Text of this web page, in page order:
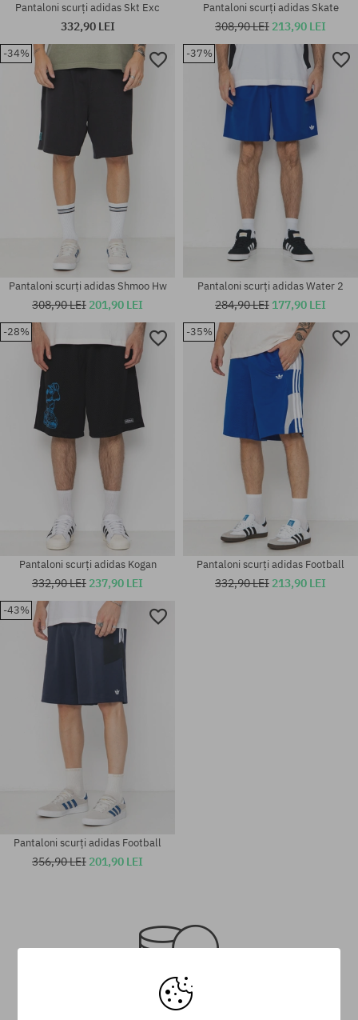
Mărimi existente:
30; 32; 34
Mărimi existente:
Mărimi existente:
Pantaloni scurți adidas Skt Exc
332,90 LEI
Mărimi existente:
Pantaloni scurți adidas Skate
308,90 LEI 213,90 LEI
-34%
Mărimi existente:
Pantaloni scurți adidas Shmoo Hw
308,90 LEI 201,90 LEI
-37%
Pantaloni scurți adidas Water 2
284,90 LEI 177,90 LEI
-28%
Pantaloni scurți adidas Kogan
332,90 LEI 237,90 LEI
-35%
M; L; XL
Pantaloni scurți adidas Football
332,90 LEI 213,90 LEI
-43%
Pantaloni scurți adidas Football
356,90 LEI 201,90 LEI
Programul de loialitate SuperClub